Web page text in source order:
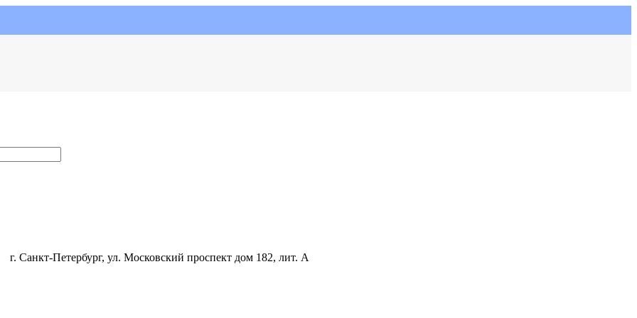
г. Санкт-Петербург, ул. Московский проспект дом 182, лит. А